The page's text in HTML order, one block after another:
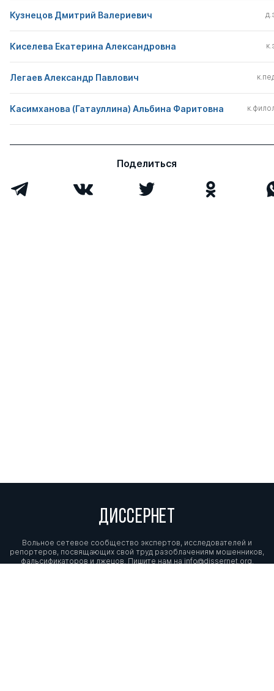
Кузнецов Дмитрий Валериевич
Киселева Екатерина Александровна
Легаев Александр Павлович
Касимханова (Гатауллина) Альбина Фаритовна
Поделиться
ДИССЕРНЕТ
Вольное сетевое сообщество экспертов, исследователей и
репортеров, посвящающих свой труд разоблачениям мошенников,
фальсификаторов и лжецов. Пишите нам на info@dissernet.org.